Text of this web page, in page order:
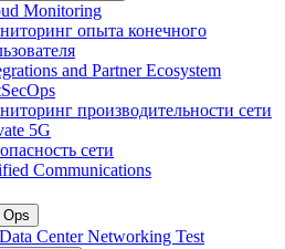
Monitoring
опыта конечного
and Partner Ecosystem
производительности сети
5G
сети
Communications
Center Networking Test